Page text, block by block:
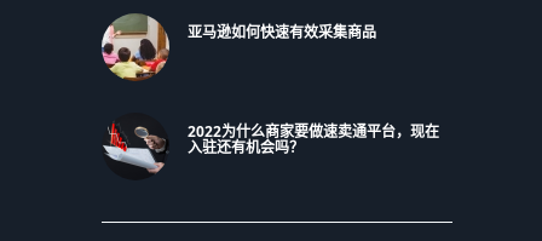
亚马逊如何快速有效采集商品
2022为什么商家要做速卖通平台，现在
入驻还有机会吗？